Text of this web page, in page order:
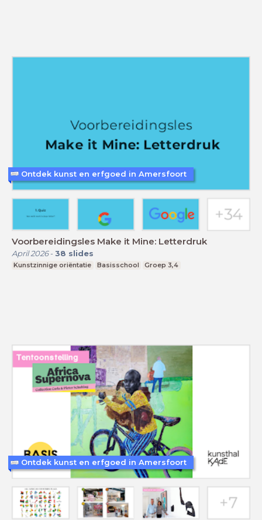
Voorbereidingsles Make it Mine: Letterdruk
April 2026- 38 slides
Kunstzinnige oriëntatie Basisschool Groep 3,4
Ontdek kunst en erfgoed in Amersfoort
Ontdek kunst en erfgoed in Amersfoort